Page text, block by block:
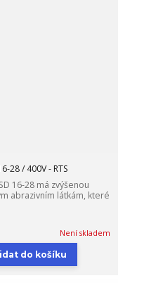
28 / 400V - RTS
16-28 má zvýšenou
abrazivním látkám, které
Není skladem
do košíku